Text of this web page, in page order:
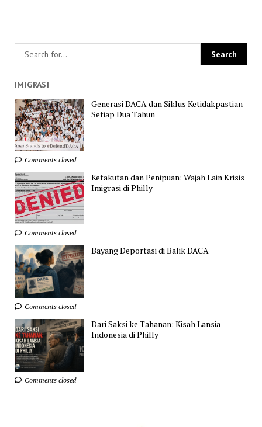
IMIGRASI
Generasi DACA dan Siklus Ketidakpastian
Setiap Dua Tahun
Comments closed
Ketakutan dan Penipuan: Wajah Lain Krisis
Imigrasi di Philly
Comments closed
Bayang Deportasi di Balik DACA
Comments closed
Dari Saksi ke Tahanan: Kisah Lansia
Indonesia di Philly
Comments closed